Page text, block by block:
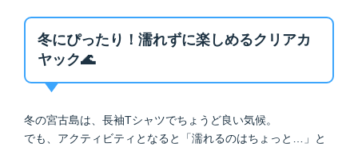
冬にぴったり！濡れずに楽しめるクリアカ
ヤック🌊
冬の宮古島は、長袖Tシャツでちょうど良い気候。
でも、アクティビティとなると「濡れるのはちょっと…」と